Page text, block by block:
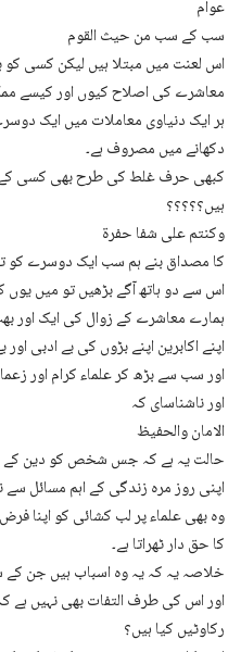
عوام
سب کے سب من حیث القوم
اس لعنت میں مبتلا ہیں لیکن کسی
معاشرے کی اصلاح کیوں اور کیسے
ہر ایک دنیاوی معاملات میں ایک
دکھانے میں مصروف ہے۔
کبھی حرف غلط کی طرح بھی کسی کے
ہیں؟؟؟؟؟
وكنتم على شفا حفرة
کا مصداق بنے ہم سب ایک دوسرے کو
اس سے دو ہاتھ آگے بڑھیں تو میں یوں
ہمارے معاشرے کے زوال کی ایک اور
اپنے اکابرین اپنے بڑوں کی بے ادبی
اور سب سے بڑھ کر علماء کرام اور
اور ناشناسای کہ
الامان والحفیظ
حالت یہ ہے کہ جس شخص کو دین کے
اپنی روز مرہ زندگی کے اہم مسائل سے
وہ بھی علماء پر لب کشائی کو اپنا
کا حق دار ٹھراتا ہے۔
خلاصہ یہ کہ یہ وہ اسباب ہیں جن
اور اس کی طرف التفات بھی نہیں ہے
رکاوٹیں کیا ہیں؟